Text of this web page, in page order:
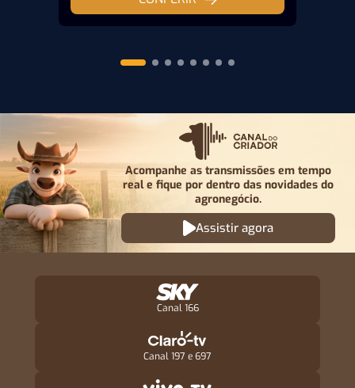
Acompanhe as transmissões em tempo
real e fique pordentro das novidades do
agronegócio.
Assistir agora
Canal 166
Canal 197 e 697